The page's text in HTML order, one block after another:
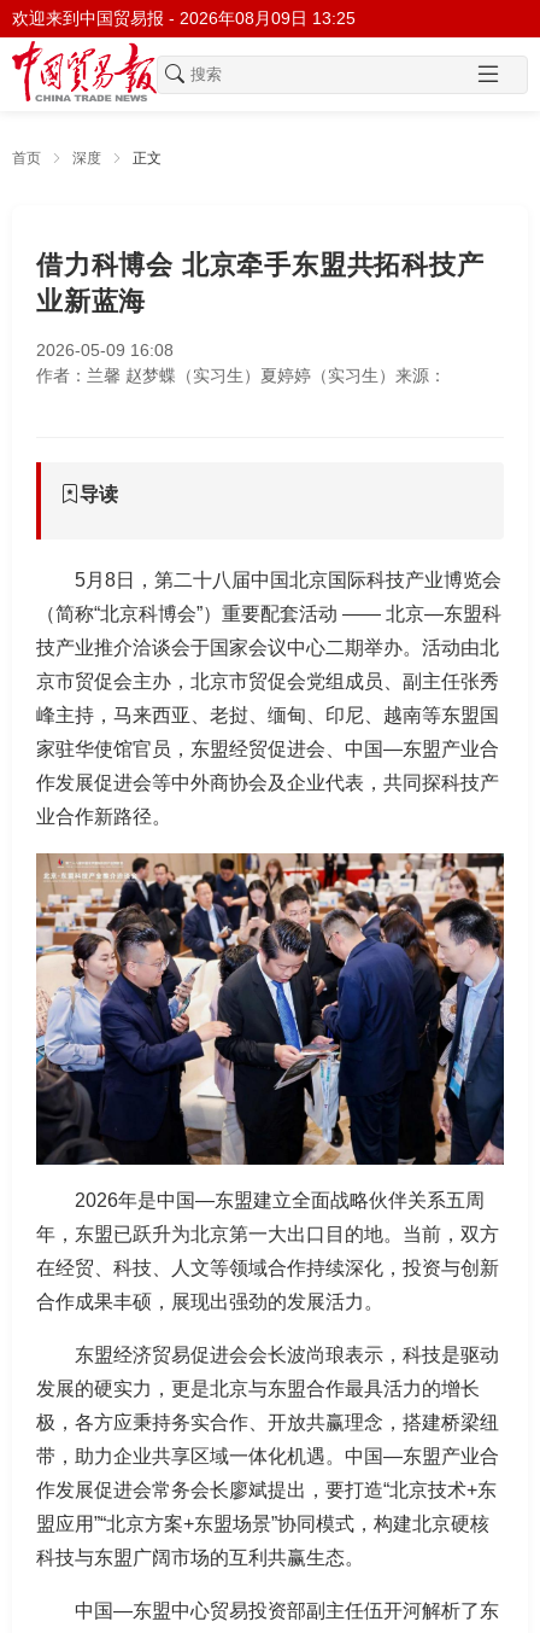
欢迎来到中国贸易报 - 2026年08月09日 13:25
首页 深度 正文
借力科博会 北京牵手东盟共拓科技产
业新蓝海
2026-05-09 16:08
作者：兰馨 赵梦蝶（实习生）夏婷婷（实习生） 来源：
导读
5月8日，第二十八届中国北京国际科技产业博览会
（简称“北京科博会”）重要配套活动 —— 北京—东盟科
技产业推介洽谈会于国家会议中心二期举办。活动由北
京市贸促会主办，北京市贸促会党组成员、副主任张秀
峰主持，马来西亚、老挝、缅甸、印尼、越南等东盟国
家驻华使馆官员，东盟经贸促进会、中国—东盟产业合
作发展促进会等中外商协会及企业代表，共同探科技产
业合作新路径。
2026年是中国—东盟建立全面战略伙伴关系五周
年，东盟已跃升为北京第一大出口目的地。当前，双方
在经贸、科技、人文等领域合作持续深化，投资与创新
合作成果丰硕，展现出强劲的发展活力。
东盟经济贸易促进会会长波尚琅表示，科技是驱动
发展的硬实力，更是北京与东盟合作最具活力的增长
极，各方应秉持务实合作、开放共赢理念，搭建桥梁纽
带，助力企业共享区域一体化机遇。中国—东盟产业合
作发展促进会常务会长廖斌提出，要打造“北京技术+东
盟应用”“北京方案+东盟场景”协同模式，构建北京硬核
科技与东盟广阔市场的互利共赢生态。
中国—东盟中心贸易投资部副主任伍开河解析了东